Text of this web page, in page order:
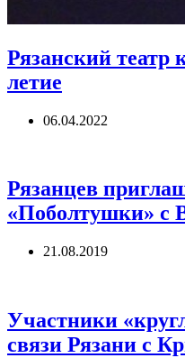
Рязанский театр
летие
06.04.2022
Рязанцев
«Поболтушки» с
21.08.2019
Участники
связи Рязани с